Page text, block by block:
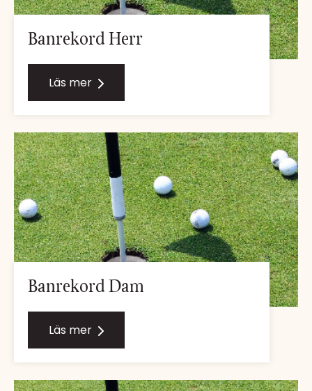
Banrekord Herr
Läs mer
Banrekord Dam
Läs mer